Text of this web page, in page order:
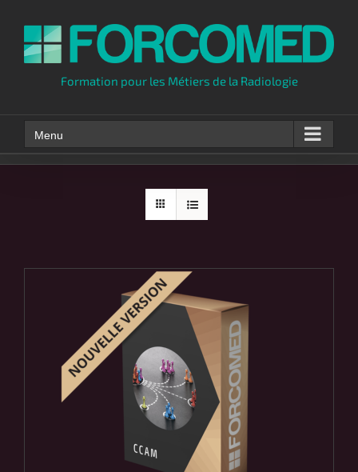
content
Formation pour les Métiers de la Radiologie
Menu
COMMANDER /
DÉTAILS